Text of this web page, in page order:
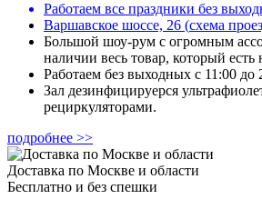
Работаем все праздники без
Варшавское шоссе, 26 (схема
Большой шоу-рум с огромным
наличии весь товар, который есть
Работаем без выходных с 11:00 до
Зал дезинфицируерся
рециркуляторами.
подробнее >>
Доставка по Москве и области
Бесплатно и без спешки